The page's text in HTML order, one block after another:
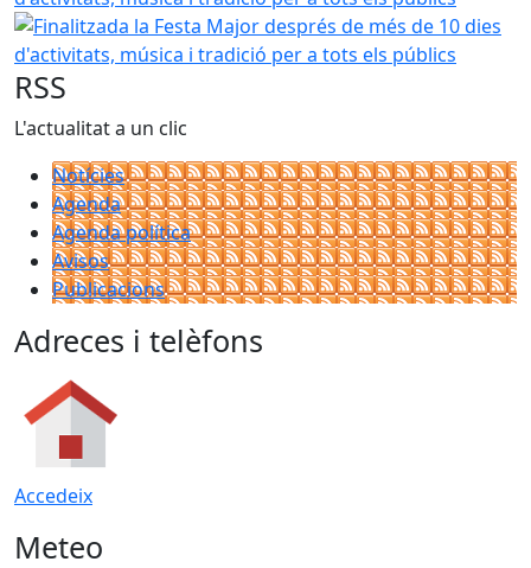
Finalitzada la Festa Major després de més de 10 dies
RSS
L'actualitat a un clic
Notícies
Agenda
Agenda política
Avisos
Publicacions
Adreces i telèfons
Accedeix
Meteo